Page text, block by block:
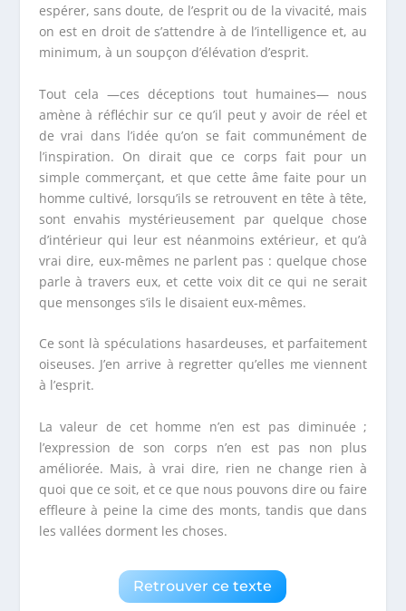
espérer, sans doute, de l’esprit ou de la vivacité, mais
on est en droit de s’attendre à de l’intelligence et, au
minimum, à un soupçon d’élévation d’esprit.
Tout cela —ces déceptions tout humaines— nous
amène à réfléchir sur ce qu’il peut y avoir de réel et
de vrai dans l’idée qu’on se fait communément de
l’inspiration. On dirait que ce corps fait pour un
simple commerçant, et que cette âme faite pour un
homme cultivé, lorsqu’ils se retrouvent en tête à tête,
sont envahis mystérieusement par quelque chose
d’intérieur qui leur est néanmoins extérieur, et qu’à
vrai dire, eux-mêmes ne parlent pas : quelque chose
parle à travers eux, et cette voix dit ce qui ne serait
que mensonges s’ils le disaient eux-mêmes.
Ce sont là spéculations hasardeuses, et parfaitement
oiseuses. J’en arrive à regretter qu’elles me viennent
à l’esprit.
La valeur de cet homme n’en est pas diminuée ;
l’expression de son corps n’en est pas non plus
améliorée. Mais, à vrai dire, rien ne change rien à
quoi que ce soit, et ce que nous pouvons dire ou faire
effleure à peine la cime des monts, tandis que dans
les vallées dorment les choses.
Retrouver ce texte